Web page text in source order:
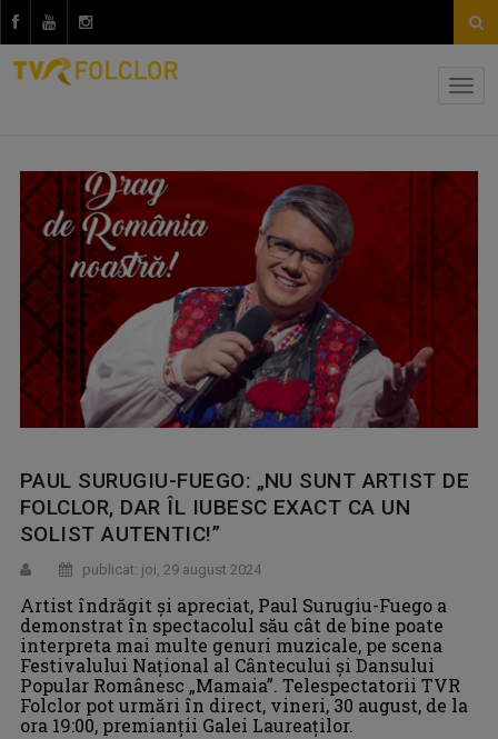
PAUL SURUGIU-FUEGO: „NU SUNT ARTIST DE
FOLCLOR, DAR ÎL IUBESC EXACT CA UN
SOLIST AUTENTIC!”
publicat: joi, 29 august 2024
Artist îndrăgit și apreciat, Paul Surugiu-Fuego a
demonstrat în spectacolul său cât de bine poate
interpreta mai multe genuri muzicale, pe scena
Festivalului Național al Cântecului și Dansului
Popular Românesc „Mamaia”. Telespectatorii TVR
Folclor pot urmări în direct, vineri, 30 august, de la
ora 19:00, premianţii Galei Laureaților.